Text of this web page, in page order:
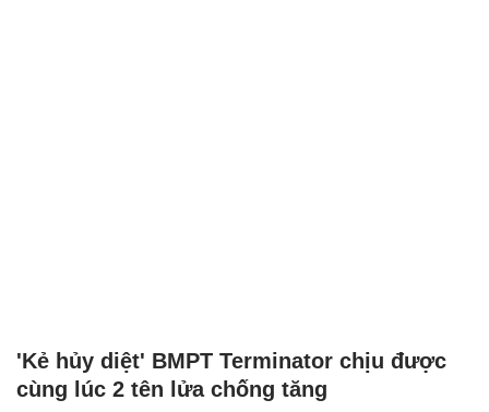
'Kẻ hủy diệt' BMPT Terminator chịu được
cùng lúc 2 tên lửa chống tăng